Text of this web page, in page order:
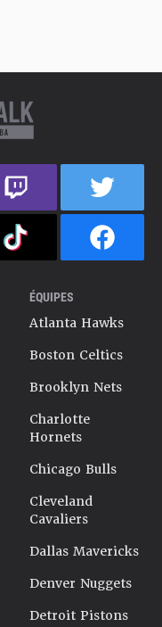
ÉQUIPES
Atlanta Hawks
Boston Celtics
Brooklyn Nets
Charlotte
Hornets
Chicago Bulls
Cleveland
Cavaliers
Dallas Mavericks
Denver Nuggets
Detroit Pistons